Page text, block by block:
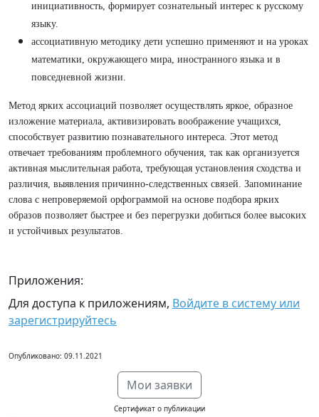
инициативность, формирует сознательный интерес к русскому
языку.
ассоциативную методику дети успешно применяют и на уроках
математики, окружающего мира, иностранного языка и в
повседневной жизни.
Метод ярких ассоциаций позволяет осуществлять яркое, образное
изложение материа­ла, активизировать воображение учащихся,
способствует развитию познавательного интереса. Этот метод
отвечает требова­ниям проблемного обучения, так как организу­ется
активная мыслительная работа, требующая установления сходства и
различия, выявления причинно-следственных связей. Запоминание
слова с непроверяемой орфограммой на основе подбора ярких
образов позволяет быстрее и без перегрузки добиться более высоких
и устойчивых результатов.
Приложения:
Для доступа к приложениям, Войдите в систему или
зарегистрируйтесь
Опубликовано: 09.11.2021
Мои заявки
Сертификат о публикации